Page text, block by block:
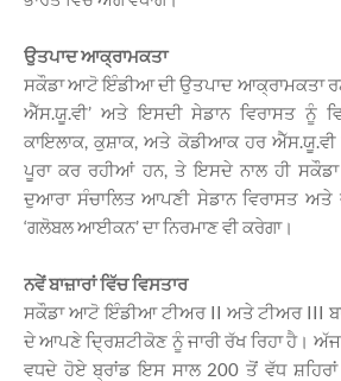
ਉਤਪਾਦ ਆਕ੍ਰਾਮਕਤਾ
ਸਕੌਡਾ ਆਟੋ ਇੰਡੀਆ ਦੀ ਉਤਪਾਦ ਆਕ੍ਰਾਮਕਤਾ
ਐੱਸ.ਯੂ.ਵੀ’ ਅਤੇ ਇਸਦੀ ਸੇਡਾਨ ਵਿਰਾਸਤ ਨੂੰ
ਕਾਇਲਾਕ, ਕੁਸ਼ਾਕ, ਅਤੇ ਕੋਡੀਆਕ ਹਰ
ਪੂਰਾ ਕਰ ਰਹੀਆਂ ਹਨ, ਤੇ ਇਸਦੇ ਨਾਲ ਹੀ
ਦੁਆਰਾ ਸੰਚਾਲਿਤ ਆਪਣੀ ਸੇਡਾਨ ਵਿਰਾਸਤ ਅਤੇ
‘ਗਲੋਬਲ ਆਈਕਨ’ ਦਾ ਨਿਰਮਾਣ ਵੀ ਕਰੇਗਾ।
ਨਵੇਂ ਬਾਜ਼ਾਰਾਂ ਵਿੱਚ ਵਿਸਤਾਰ
ਸਕੌਡਾ ਆਟੋ ਇੰਡੀਆ ਟੀਅਰ II ਅਤੇ ਟੀਅਰ III
ਦੇ ਆਪਣੇ ਦ੍ਰਿਸ਼ਟੀਕੋਣ ਨੂੰ ਜਾਰੀ ਰੱਖ ਰਿਹਾ ਹੈ।
ਵਧਦੇ ਹੋਏ ਬ੍ਰਾਂਡ ਇਸ ਸਾਲ 200 ਤੋਂ ਵੱਧ ਸ਼ਹਿਰਾਂ